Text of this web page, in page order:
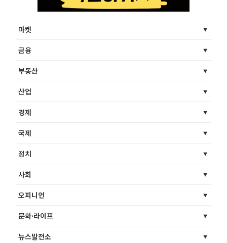
마켓
금융
부동산
산업
경제
국제
정치
사회
오피니언
문화·라이프
뉴스발전소